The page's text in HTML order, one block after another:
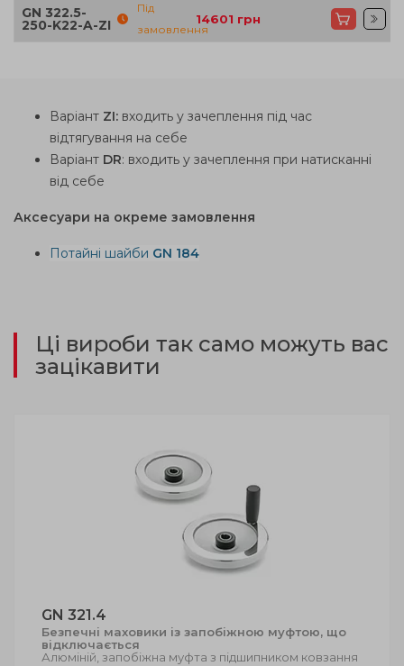
GN 322.5-
250-K22-A-ZI
Під
замовлення
14601 грн
Варіант ZI: входить у зачеплення під час
відтягування на себе
Варіант DR: входить у зачеплення при натисканні
від себе
Аксесуари на окреме замовлення
Потайні шайби GN 184
Ці вироби так само можуть вас
зацікавити
GN 321.4
Безпечні маховики із запобіжною муфтою, що
відключається
Алюміній, запобіжна муфта з підшипником ковзання